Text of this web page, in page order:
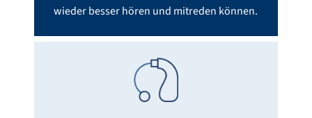
wieder besser hören und mitreden können.